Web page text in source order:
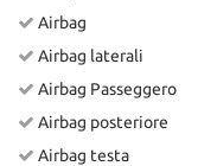
Airbag
Airbag laterali
Airbag Passeggero
Airbag posteriore
Airbag testa